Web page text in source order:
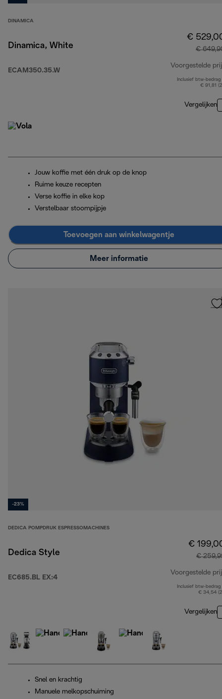
DINAMICA
Dinamica, White
ECAM350.35.W
€
€
Voorgestelde
Inclusief btw-bedrag
€ 91,81
Vergelijken
Jouw koffie met één druk op de knop
Ruime keuze recepten
Verse koffie in elke kop
Verstelbaar stoompijpje
Toevoegen aan winkelwagentje
Meer informatie
-23%
DEDICA POMPDRUK ESPRESSOMACHINES
Dedica Style
EC685.BL EX:4
€
€
Voorgestelde
Inclusief btw-bedrag
€ 34,54
Vergelijken
Snel en krachtig
Manuele melkopschuiming